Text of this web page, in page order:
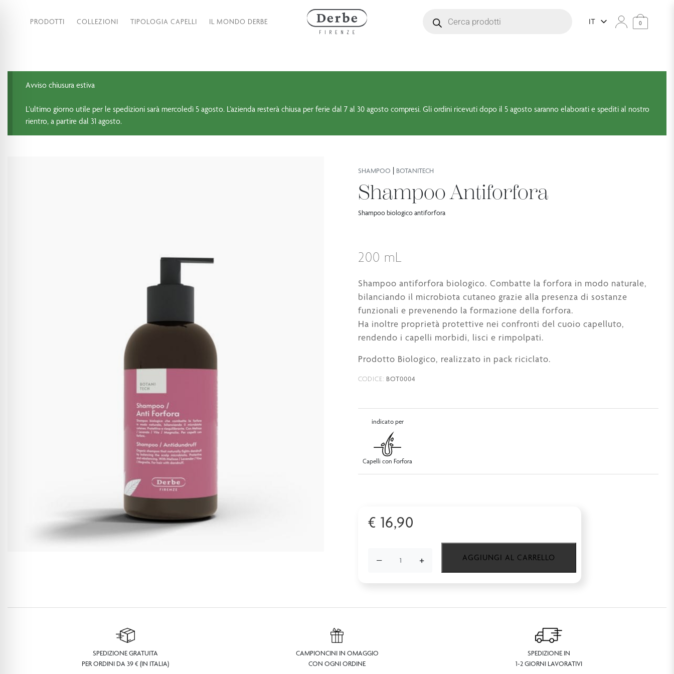
PRODOTTI COLLEZIONI TIPOLOGIA CAPELLI IL MONDO DERBE IT 0
Avviso chiusura estiva
L’ultimo giorno utile per le spedizioni sarà mercoledì 5 agosto. L’azienda resterà chiusa per ferie dal 7 al 30 agosto compresi. Gli ordini ricevuti dopo il 5 agosto saranno elaborati e spediti al nostro
rientro, a partire dal 31 agosto.
SHAMPOO | BOTANITECH
Shampoo Antiforfora
Shampoo biologico antiforfora
200 mL
Shampoo antiforfora biologico. Combatte la forfora in modo naturale,
bilanciando il microbiota cutaneo grazie alla presenza di sostanze
funzionali e prevenendo la formazione della forfora.
Ha inoltre proprietà protettive nei confronti del cuoio capelluto,
rendendo i capelli morbidi, lisci e rimpolpati.
Prodotto Biologico, realizzato in pack riciclato.
CODICE: BOT0004
indicato per
Capelli con Forfora
€ 16,90
− + AGGIUNGI AL CARRELLO
SPEDIZIONE GRATUITA
PER ORDINI DA 39 € (IN ITALIA)
CAMPIONCINI IN OMAGGIO
CON OGNI ORDINE
SPEDIZIONE IN
1-2 GIORNI LAVORATIVI